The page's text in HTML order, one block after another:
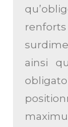
ainsi